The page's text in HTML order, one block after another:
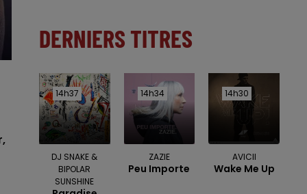
DERNIERS TITRES
14h37
14h37
DJ SNAKE &
BIPOLAR
SUNSHINE
14h34
14h34
ZAZIE
Peu Importe
14h30
14h30
AVICII
Wake Me Up